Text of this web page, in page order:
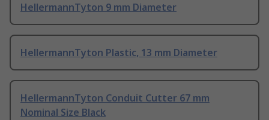
HellermannTyton 9 mm Diameter
HellermannTyton Plastic, 13 mm Diameter
HellermannTyton Conduit Cutter 67 mm
Nominal Size Black